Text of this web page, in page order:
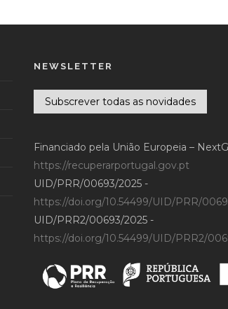
NEWSLETTER
Subscrever todas as novidades
Financiado pela União Europeia –
https://recuperarportugal.gov.pt
UID/PRR/00693/2025 -
https://doi.org/10.54499/UID/PRR/
UID/PRR2/00693/2025 -
https://doi.org/10.54499/UID/PRR2/